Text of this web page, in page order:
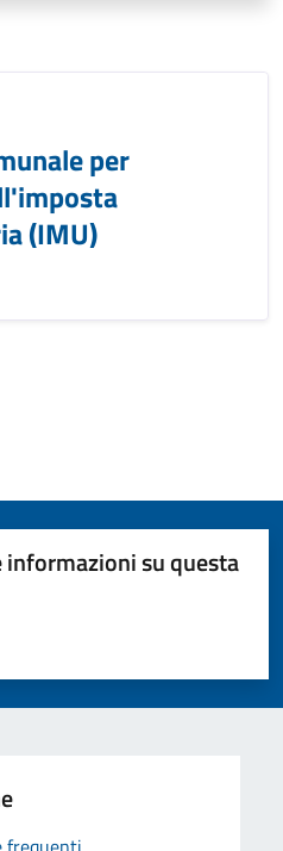
per
(IMU)
informazioni su questa
su 5
5